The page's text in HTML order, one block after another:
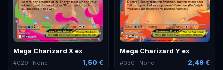
Mega Charizard X ex
#029 · None 1,50 €
Mega Charizard Y ex
#030 · None 2,49 €